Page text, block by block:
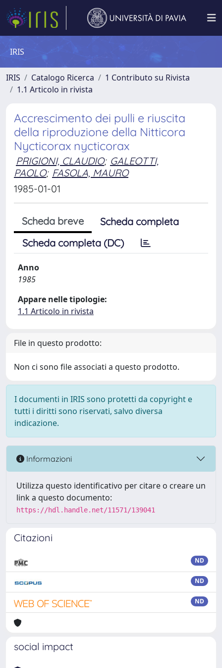
IRIS
IRIS Catalogo Ricerca
1 Contributo su Rivista
1.1 Articolo in rivista
Accrescimento dei pulli e riuscita
della riproduzione della Nitticora
Nycticorax nycticorax
PRIGIONI, CLAUDIO; GALEOTTI,
PAOLO; FASOLA, MAURO
1985-01-01
Scheda breve
Scheda completa
Scheda completa (DC)
Anno
1985
Appare nelle tipologie:
1.1 Articolo in rivista
File in questo prodotto:
Non ci sono file associati a questo prodotto.
I documenti in IRIS sono protetti da copyright e
tutti i diritti sono riservati, salvo diversa
indicazione.
Informazioni
Utilizza questo identificativo per citare o creare un
link a questo documento:
https://hdl.handle.net/11571/139041
Citazioni
ND
ND
ND
social impact